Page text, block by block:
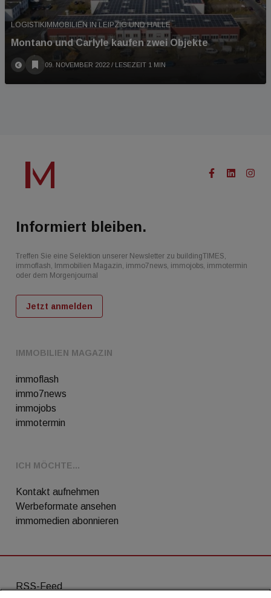
LOGISTIKIMMOBILIEN IN LEIPZIG UND HALLE
Montano und Carlyle kaufen zwei Objekte
09. NOVEMBER 2022 / LESEZEIT 1 MIN
IMMOBILIEN MAGAZIN
immoflash
immo7news
immojobs
immotermin
ICH MÖCHTE...
Kontakt aufnehmen
Werbeformate ansehen
immomedien abonnieren
Informiert bleiben.
Treffen Sie eine Selektion unserer Newsletter zu buildingTIMES,
immoflash, Immobilien Magazin, immo7news, immojobs, immotermin
oder dem Morgenjournal
Jetzt anmelden
RSS-Feed